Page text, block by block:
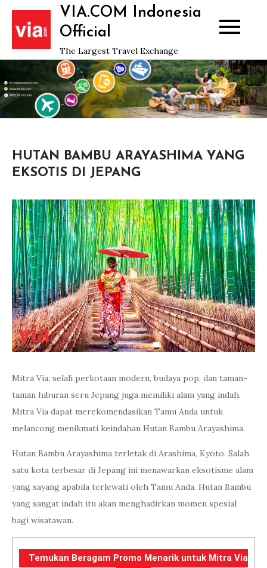
Skip
content
VIA.COM Indonesia
Official
The Largest Travel Exchange
HUTAN BAMBU ARAYASHIMA YANG
EKSOTIS DI JEPANG
Mitra Via, selali perkotaan modern, budaya pop, dan taman-
taman hiburan seru Jepang juga memiliki alam yang indah.
Mitra Via dapat merekomendasikan Tamu Anda untuk
melancong menikmati keindahan Hutan Bambu Arayashima.
Hutan Bambu Arayashima terletak di Arashima, Kyoto. Salah
satu kota terbesar di Jepang ini menawarkan eksotisme alam
yang sayang apabila terlewati oleh Tamu Anda. Hutan Bambu
yang sangat indah itu akan menghadirkan momen spesial
bagi wisatawan.
Temukan Beragam Promo Menarik untuk Mitra Via